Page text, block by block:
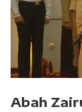
Abah